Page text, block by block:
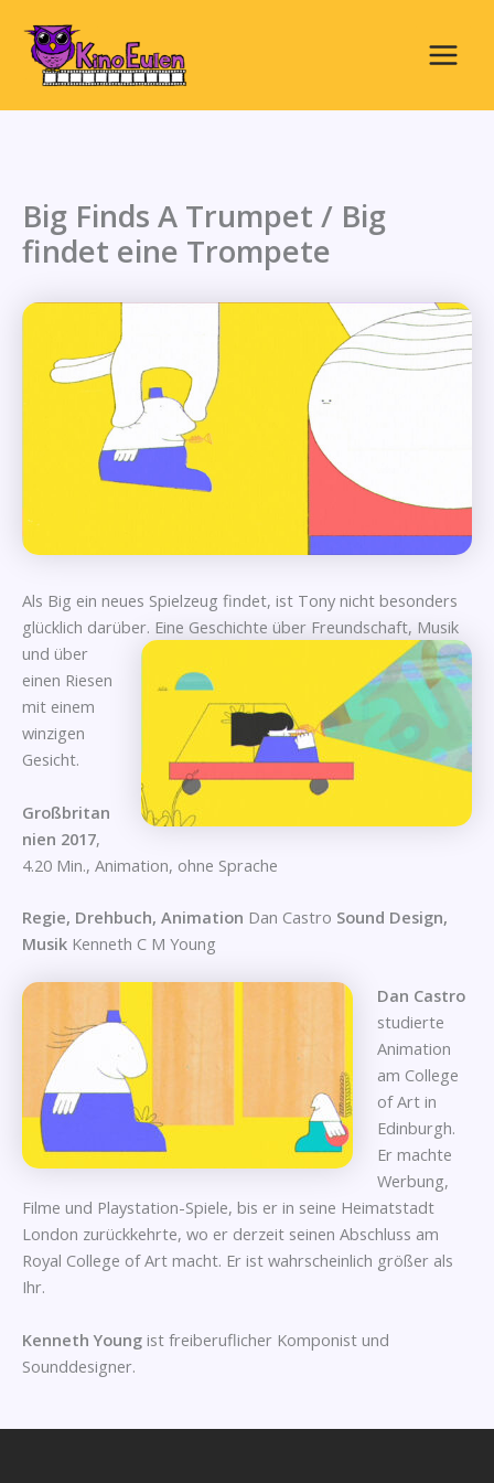
Inhalt
springen
Main
Menu
Big Finds A Trumpet / Big
findet eine Trompete
Als Big ein neues Spielzeug findet, ist Tony nicht besonders
glücklich darüber. Eine Geschichte über Freundschaft, Musik
und über
einen Riesen
mit einem
winzigen
Gesicht.
Großbritan
nien 2017,
4.20 Min., Animation, ohne Sprache
Regie, Drehbuch, Animation Dan Castro Sound Design,
Musik Kenneth C M Young
Dan Castro
studierte
Animation
am College
of Art in
Edinburgh.
Er machte
Werbung,
Filme und Playstation-Spiele, bis er in seine Heimatstadt
London zurückkehrte, wo er derzeit seinen Abschluss am
Royal College of Art macht. Er ist wahrscheinlich größer als
Ihr.
Kenneth Young ist freiberuflicher Komponist und
Sounddesigner.